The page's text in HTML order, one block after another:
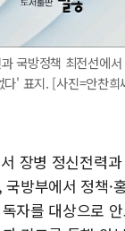
국방정책 최전선에
다' 표지. [사진=안찬
장병 정신전력
방부에서 정책·
자를 대상으로